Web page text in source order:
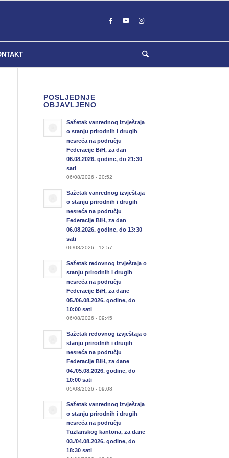
POSLJEDNJE
OBJAVLJENO
Sažetak vanrednog izvještaja
o stanju prirodnih i drugih
nesreća na području
Federacije BiH, za dan
06.08.2026. godine, do 21:30
sati
06/08/2026 - 20:52
Sažetak vanrednog izvještaja
o stanju prirodnih i drugih
nesreća na području
Federacije BiH, za dan
06.08.2026. godine, do 13:30
sati
06/08/2026 - 12:57
Sažetak redovnog izvještaja o
stanju prirodnih i drugih
nesreća na području
Federacije BiH, za dane
05./06.08.2026. godine, do
10:00 sati
06/08/2026 - 09:45
Sažetak redovnog izvještaja o
stanju prirodnih i drugih
nesreća na području
Federacije BiH, za dane
04./05.08.2026. godine, do
10:00 sati
05/08/2026 - 09:08
Sažetak vanrednog izvještaja
o stanju prirodnih i drugih
nesreća na području
Tuzlanskog kantona, za dane
03./04.08.2026. godine, do
18:30 sati